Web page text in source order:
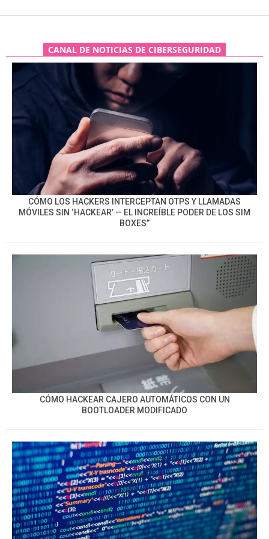
CANAL DE NOTICIAS DE CIBERSEGURIDAD
CÓMO LOS HACKERS INTERCEPTAN OTPS Y LLAMADAS
MÓVILES SIN ‘HACKEAR’ — EL INCREÍBLE PODER DE LOS SIM
BOXES”
CÓMO HACKEAR CAJERO AUTOMÁTICOS CON UN
BOOTLOADER MODIFICADO